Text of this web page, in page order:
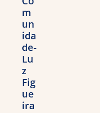
m
un
ida
de-
Lu
z
Fig
ue
ira